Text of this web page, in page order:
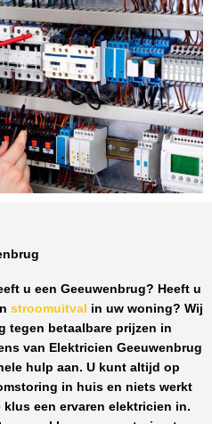
u een Geeuwenbrug? Heeft u
stroomuitval in uw woning? Wij
tegen betaalbare prijzen in
van Elektricien Geeuwenbrug
hulp aan. U kunt altijd op
in huis en niets werkt
klus een ervaren elektricien in.